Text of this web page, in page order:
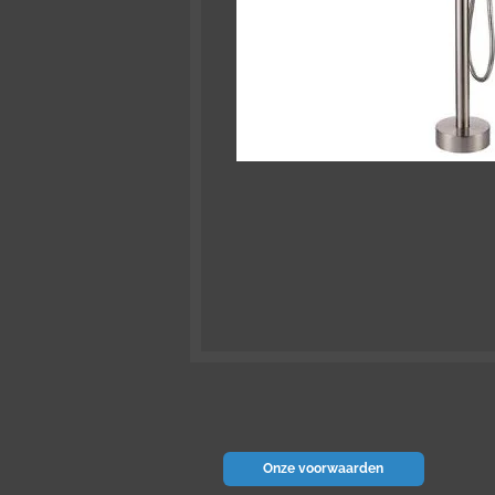
Onze voorwaarden